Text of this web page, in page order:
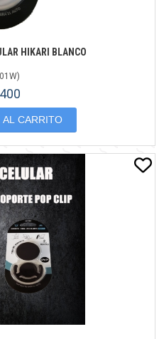
HIKARI BLANCO
)
AL CARRITO